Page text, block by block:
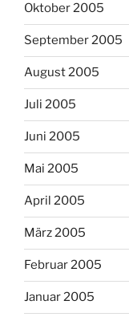
Oktober 2005
September 2005
August 2005
Juli 2005
Juni 2005
Mai 2005
April 2005
März 2005
Februar 2005
Januar 2005